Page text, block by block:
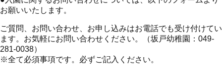
お願いいたします。
ご質問、お問い合わせ、お申し込みはお電話でも受け付けてい
ます。お気軽にお問い合わせください。（坂戸幼稚園：049-
281-0038）
※全て必須事項です。必ずご記入ください。